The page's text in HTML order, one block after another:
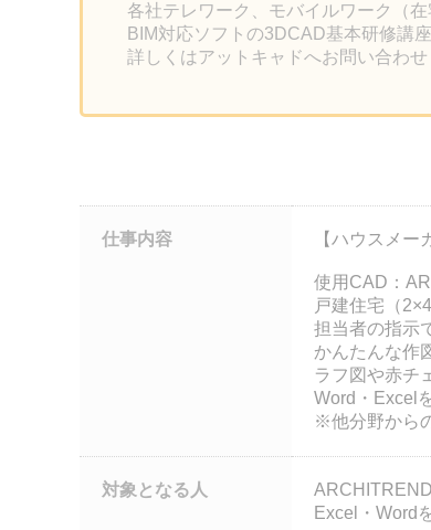
各社テレワーク、モバイルワーク（
BIM対応ソフトの3DCAD基本研修講
詳しくはアットキャドへお問い合わせ
仕事内容 【ハウスメー
使用CAD：
戸建住宅（
担当者の指示
かんたんな作
ラフ図や赤チ
Word・Excel
※他分野から
対象となる人
Excel・Word